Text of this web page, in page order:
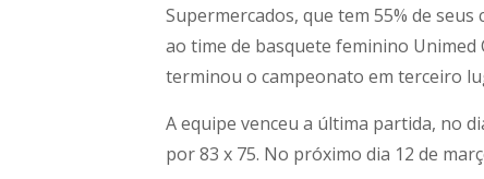
Supermercados, que tem 55% de
ao time de basquete feminino Unimed
terminou o campeonato em terceiro
A equipe venceu a última partida, no
por 83 x 75. No próximo dia 12 de